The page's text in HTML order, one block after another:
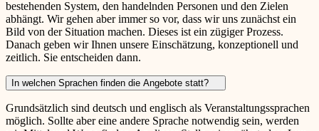
bestehenden System, den handelnden Personen und den Zielen
abhängt. Wir gehen aber immer so vor, dass wir uns zunächst ein
Bild von der Situation machen. Dieses ist ein zügiger Prozess.
Danach geben wir Ihnen unsere Einschätzung, konzeptionell und
zeitlich. Sie entscheiden dann.
In welchen Sprachen finden die Angebote statt?
Grundsätzlich sind deutsch und englisch als Veranstaltungssprachen
möglich. Sollte aber eine andere Sprache notwendig sein, werden